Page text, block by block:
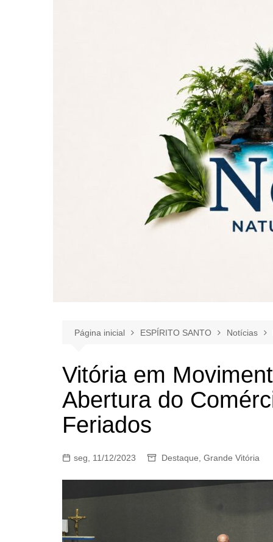
Página inicial ESPÍRITO SANTO Notícias
Vitória em
Abertura do
Feriados
seg, 11/12/2023 Destaque Grande Vitória